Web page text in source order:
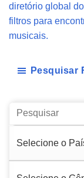
diretório global
filtros para
musicais.
Pesquisar